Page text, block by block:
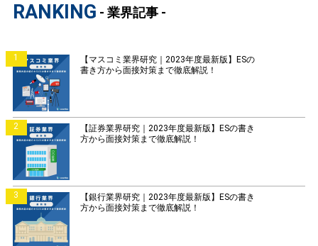
RANKING - 業界記事 -
1
【マスコミ業界研究｜2023年度最新版】ESの
書き方から面接対策まで徹底解説！
2
【証券業界研究｜2023年度最新版】ESの書き
方から面接対策まで徹底解説！
3
【銀行業界研究｜2023年度最新版】ESの書き
方から面接対策まで徹底解説！